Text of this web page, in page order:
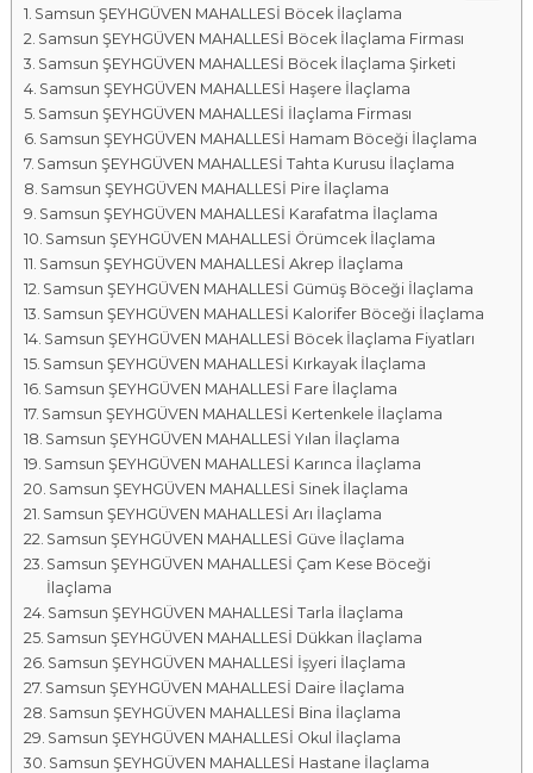
a
l
a
r
ı
Samsun ŞEYHGÜVEN MAHALLESİ Böcek İlaçlama
Samsun ŞEYHGÜVEN MAHALLESİ Böcek İlaçlama Firması
Samsun ŞEYHGÜVEN MAHALLESİ Böcek İlaçlama Şirketi
Samsun ŞEYHGÜVEN MAHALLESİ Haşere İlaçlama
Samsun ŞEYHGÜVEN MAHALLESİ İlaçlama Firması
Samsun ŞEYHGÜVEN MAHALLESİ Hamam Böceği İlaçlama
Samsun ŞEYHGÜVEN MAHALLESİ Tahta Kurusu İlaçlama
Samsun ŞEYHGÜVEN MAHALLESİ Pire İlaçlama
Samsun ŞEYHGÜVEN MAHALLESİ Karafatma İlaçlama
Samsun ŞEYHGÜVEN MAHALLESİ Örümcek İlaçlama
Samsun ŞEYHGÜVEN MAHALLESİ Akrep İlaçlama
Samsun ŞEYHGÜVEN MAHALLESİ Gümüş Böceği İlaçlama
Samsun ŞEYHGÜVEN MAHALLESİ Kalorifer Böceği İlaçlama
Samsun ŞEYHGÜVEN MAHALLESİ Böcek İlaçlama Fiyatları
Samsun ŞEYHGÜVEN MAHALLESİ Kırkayak İlaçlama
Samsun ŞEYHGÜVEN MAHALLESİ Fare İlaçlama
Samsun ŞEYHGÜVEN MAHALLESİ Kertenkele İlaçlama
Samsun ŞEYHGÜVEN MAHALLESİ Yılan İlaçlama
Samsun ŞEYHGÜVEN MAHALLESİ Karınca İlaçlama
Samsun ŞEYHGÜVEN MAHALLESİ Sinek İlaçlama
Samsun ŞEYHGÜVEN MAHALLESİ Arı İlaçlama
Samsun ŞEYHGÜVEN MAHALLESİ Güve İlaçlama
Samsun ŞEYHGÜVEN MAHALLESİ Çam Kese Böceği
İlaçlama
Samsun ŞEYHGÜVEN MAHALLESİ Tarla İlaçlama
Samsun ŞEYHGÜVEN MAHALLESİ Dükkan İlaçlama
Samsun ŞEYHGÜVEN MAHALLESİ İşyeri İlaçlama
Samsun ŞEYHGÜVEN MAHALLESİ Daire İlaçlama
Samsun ŞEYHGÜVEN MAHALLESİ Bina İlaçlama
Samsun ŞEYHGÜVEN MAHALLESİ Okul İlaçlama
Samsun ŞEYHGÜVEN MAHALLESİ Hastane İlaçlama